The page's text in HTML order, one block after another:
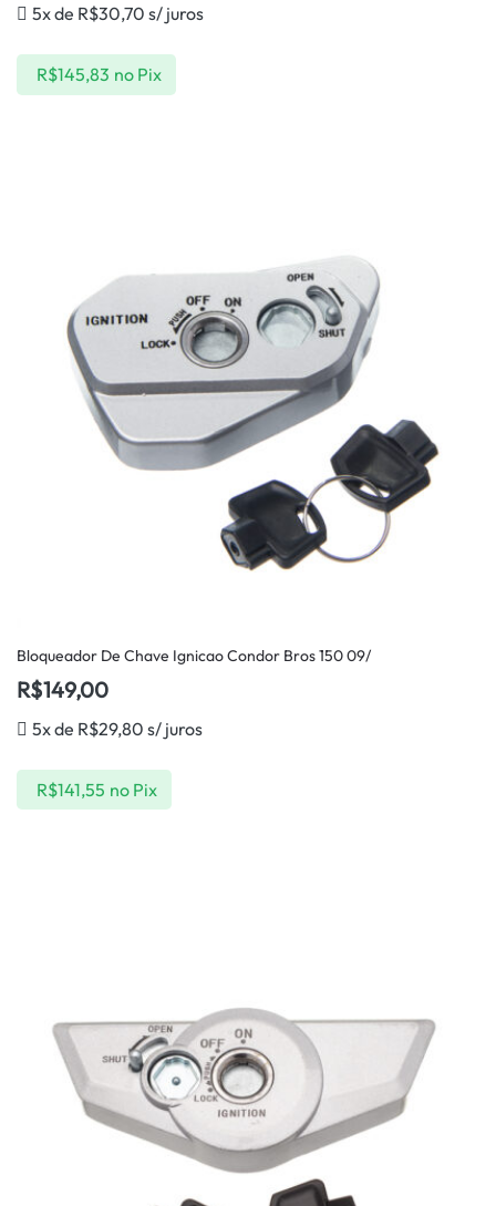
5x de R$30,70 s/ juros
R$145,83 no Pix
Bloqueador De Chave Ignicao Condor Bros 150 09/
R$149,00
5x de R$29,80 s/ juros
R$141,55 no Pix